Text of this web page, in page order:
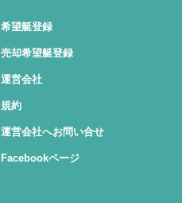
希望艇登録
売却希望艇登録
運営会社
規約
運営会社へお問い合せ
Facebookページ